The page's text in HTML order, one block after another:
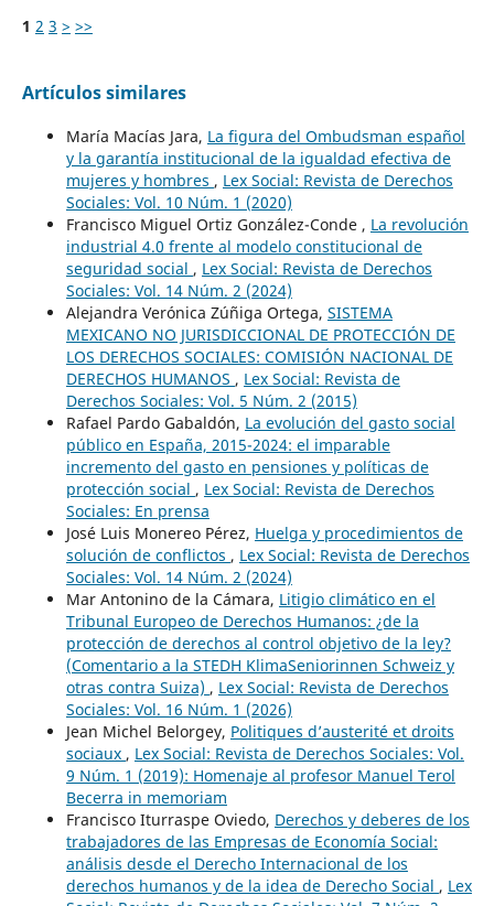
1 2 3 > >>
Artículos similares
María Macías Jara, La figura del Ombudsman español
y la garantía institucional de la igualdad efectiva de
mujeres y hombres , Lex Social: Revista de Derechos
Sociales: Vol. 10 Núm. 1 (2020)
Francisco Miguel Ortiz González-Conde , La revolución
industrial 4.0 frente al modelo constitucional de
seguridad social , Lex Social: Revista de Derechos
Sociales: Vol. 14 Núm. 2 (2024)
Alejandra Verónica Zúñiga Ortega, SISTEMA
MEXICANO NO JURISDICCIONAL DE PROTECCIÓN DE
LOS DERECHOS SOCIALES: COMISIÓN NACIONAL DE
DERECHOS HUMANOS , Lex Social: Revista de
Derechos Sociales: Vol. 5 Núm. 2 (2015)
Rafael Pardo Gabaldón, La evolución del gasto social
público en España, 2015-2024: el imparable
incremento del gasto en pensiones y políticas de
protección social , Lex Social: Revista de Derechos
Sociales: En prensa
José Luis Monereo Pérez, Huelga y procedimientos de
solución de conflictos , Lex Social: Revista de Derechos
Sociales: Vol. 14 Núm. 2 (2024)
Mar Antonino de la Cámara, Litigio climático en el
Tribunal Europeo de Derechos Humanos: ¿de la
protección de derechos al control objetivo de la ley?
(Comentario a la STEDH KlimaSeniorinnen Schweiz y
otras contra Suiza) , Lex Social: Revista de Derechos
Sociales: Vol. 16 Núm. 1 (2026)
Jean Michel Belorgey, Politiques d’austerité et droits
sociaux , Lex Social: Revista de Derechos Sociales: Vol.
9 Núm. 1 (2019): Homenaje al profesor Manuel Terol
Becerra in memoriam
Francisco Iturraspe Oviedo, Derechos y deberes de los
trabajadores de las Empresas de Economía Social:
análisis desde el Derecho Internacional de los
derechos humanos y de la idea de Derecho Social , Lex